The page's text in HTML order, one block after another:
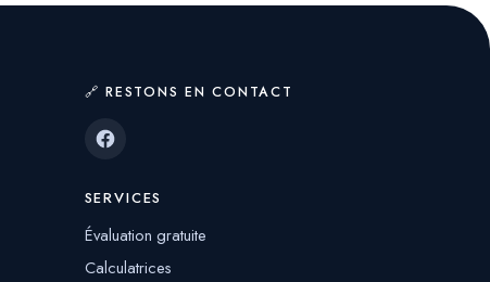
🔗 RESTONS EN CONTACT
SERVICES
Évaluation gratuite
Calculatrices